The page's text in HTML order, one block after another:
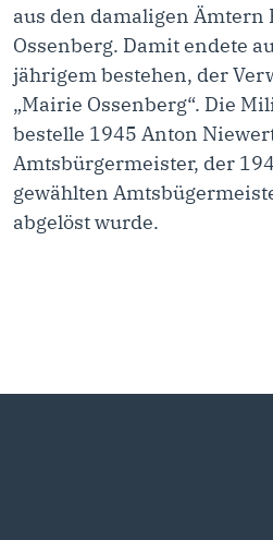
aus den damaligen Ämtern
Ossenberg. Damit endete
jährigem bestehen, der
„Mairie Ossenberg“. Die
bestelle 1945 Anton
Amtsbürgermeister, der
gewählten
abgelöst wurde.